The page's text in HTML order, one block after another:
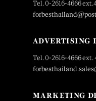
Tel. 0-2616-4666
ADVERTISING
Tel. 0-2616-4666 ext.
MARKETING